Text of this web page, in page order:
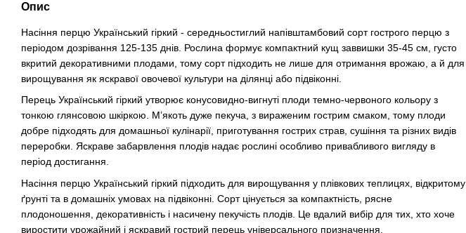
Опис
Насіння перцю Український гіркий - середньостиглий напівштамбовий сорт гострого перцю з
періодом дозрівання 125-135 днів. Рослина формує компактний кущ заввишки 35-45 см, густо
вкритий декоративними плодами, тому сорт підходить не лише для отримання врожаю, а й для
вирощування як яскравої овочевої культури на ділянці або підвіконні.
Перець Український гіркий утворює конусовидно-вигнуті плоди темно-червоного кольору з
тонкою глянсовою шкіркою. М’якоть дуже пекуча, з вираженим гострим смаком, тому плоди
добре підходять для домашньої кулінарії, приготування гострих страв, сушіння та різних видів
переробки. Яскраве забарвлення плодів надає рослині особливо привабливого вигляду в
період достигання.
Насіння перцю Український гіркий підходить для вирощування у плівкових теплицях, відкритому
ґрунті та в домашніх умовах на підвіконні. Сорт цінується за компактність, рясне
плодоношення, декоративність і насичену пекучість плодів. Це вдалий вибір для тих, хто хоче
виростити урожайний і яскравий гострий перець універсального призначення.